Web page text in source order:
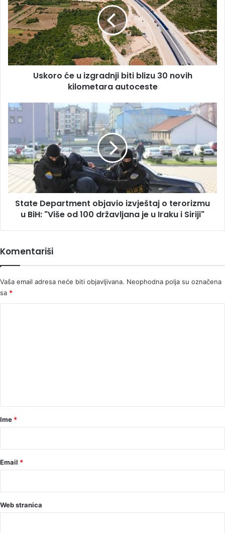
izgradnji
biti
blizu
30
novih
kilometara
autocesteUskoro će u izgradnji biti blizu 30 novih
kilometara autoceste
State
Department
izvještaj
o
terorizmu
BiH:
"Više
Iraku
i
State Department objavio izvještaj o terorizmu
u BiH: "Više od 100 državljana je u Iraku i Siriji"
Komentariši
Vaša email adresa neće biti objavljivana. Neophodna polja su označena
sa *
rIme *
Email *
Web stranica